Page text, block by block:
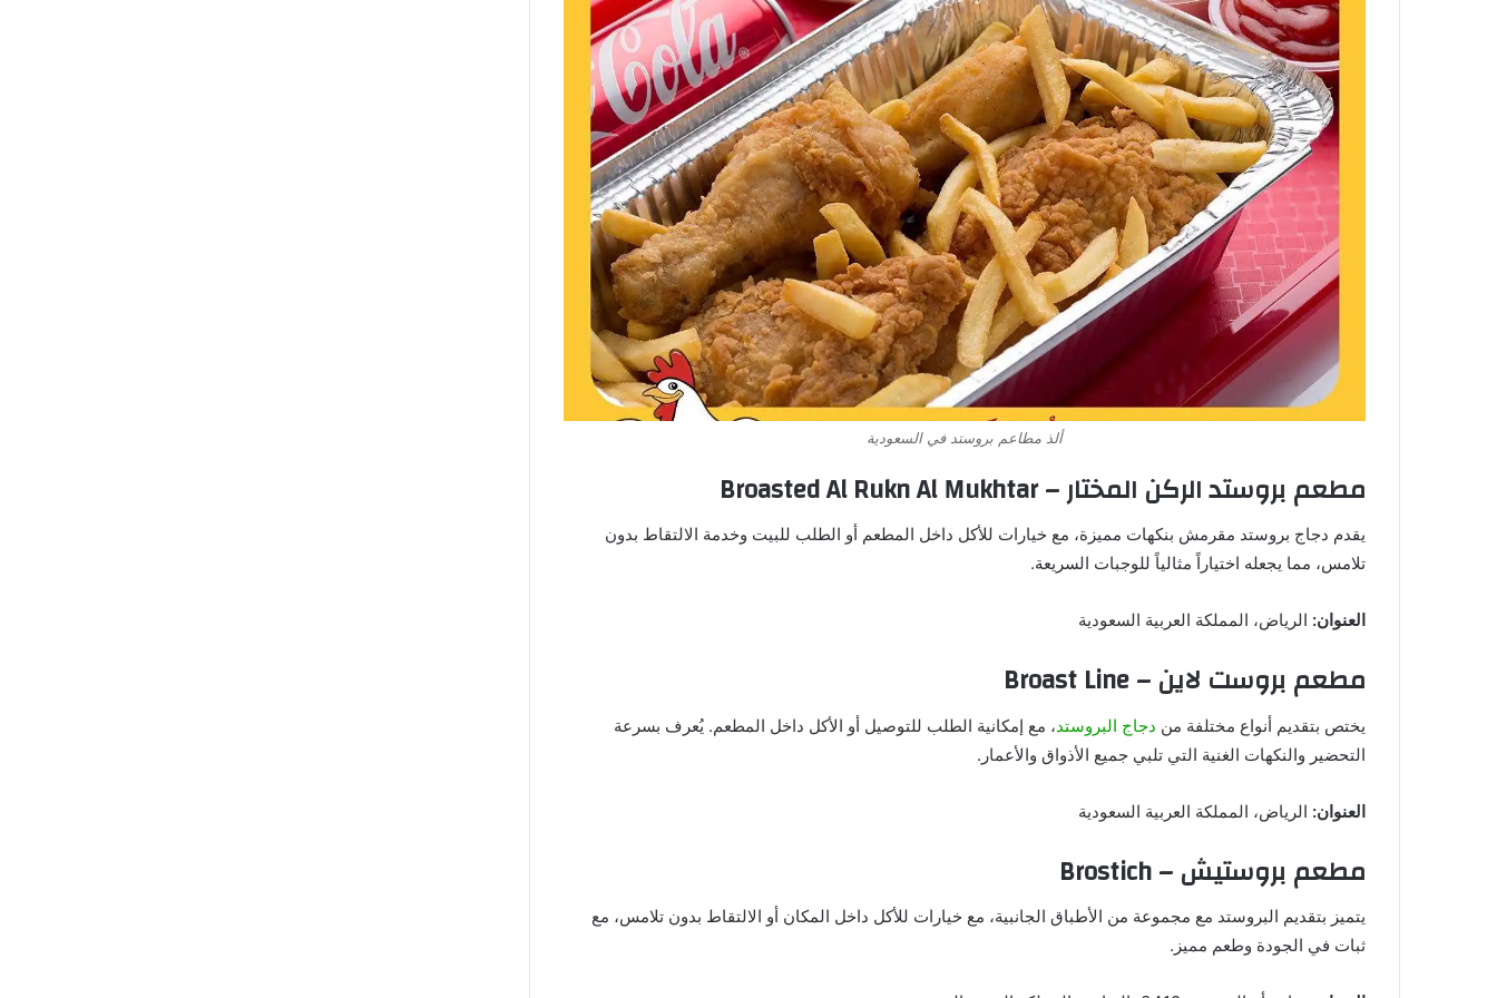
ألذ مطاعم بروستد في السعودية
مطعم بروستد الركن المختار – Broasted Al Rukn Al Mukhtar
يقدم دجاج بروستد مقرمش بنكهات مميزة، مع خيارات للأكل داخل المطعم أو الطلب للبيت وخدمة الالتقاط بدون
تلامس، مما يجعله اختياراً مثالياً للوجبات السريعة.
العنوان: الرياض، المملكة العربية السعودية
مطعم بروست لاين – Broast Line
يختص بتقديم أنواع مختلفة من دجاج البروستد، مع إمكانية الطلب للتوصيل أو الأكل داخل المطعم. يُعرف بسرعة
التحضير والنكهات الغنية التي تلبي جميع الأذواق والأعمار.
العنوان: الرياض، المملكة العربية السعودية
مطعم بروستيش – Brostich
يتميز بتقديم البروستد مع مجموعة من الأطباق الجانبية، مع خيارات للأكل داخل المكان أو الالتقاط بدون تلامس، مع
ثبات في الجودة وطعم مميز.